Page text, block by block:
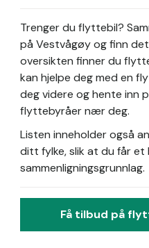
Trenger du flyttebil?
på Vestvågøy og finn
oversikten finner du
kan hjelpe deg med en
deg videre og hente inn
flyttebyråer nær deg.
Listen inneholder også
ditt fylke, slik at du får et
sammenligningsgrunnlag.
Få tilbud på